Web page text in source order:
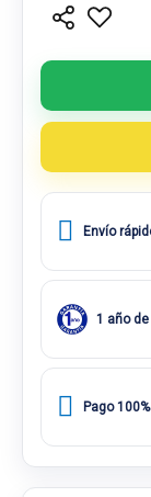
Envío
1 año
Pago